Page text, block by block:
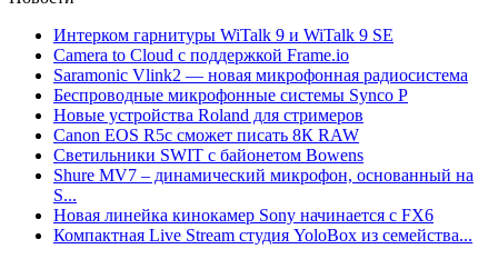
Интерком гарнитуры WiTalk 9 и WiTalk 9 SE
Camera to Cloud с поддержкой Frame.io
Saramonic Vlink2 — новая микрофонная радиосистема
Беспроводные микрофонные системы Synco P
Новые устройства Roland для стримеров
Canon EOS R5c сможет писать 8К RAW
Светильники SWIT с байонетом Bowens
Shure MV7 – динамический микрофон, основанный на
S...
Новая линейка кинокамер Sony начинается с FX6
Компактная Live Stream студия YoloBox из семейства...